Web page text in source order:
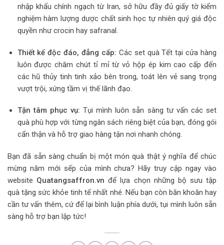
nhập khẩu chính ngạch từ Iran, sở hữu đầy đủ giấy tờ kiểm
nghiệm hàm lượng dược chất sinh học tự nhiên quý giá độc
quyền như crocin hay safranal.
Thiết kế độc đáo, đẳng cấp: Các set quà Tết tại cửa hàng
luôn được chăm chút tỉ mỉ từ vỏ hộp ép kim cao cấp đến
các hũ thủy tinh tinh xảo bên trong, toát lên vẻ sang trọng
vượt trội, xứng tầm vị thế lãnh đạo.
Tận tâm phục vụ: Tụi mình luôn sẵn sàng tư vấn các set
quà phù hợp với từng ngân sách riêng biệt của bạn, đóng gói
cẩn thận và hỗ trợ giao hàng tận nơi nhanh chóng.
Bạn đã sẵn sàng chuẩn bị một món quà thật ý nghĩa để chúc
mừng năm mới sếp của mình chưa? Hãy truy cập ngay vào
website Quatangsaffron.vn để lựa chọn những bộ sưu tập
quà tặng sức khỏe tinh tế nhất nhé. Nếu bạn còn băn khoăn hay
cần tư vấn thêm, cứ để lại bình luận phía dưới, tụi mình luôn sẵn
sàng hỗ trợ bạn lập tức!